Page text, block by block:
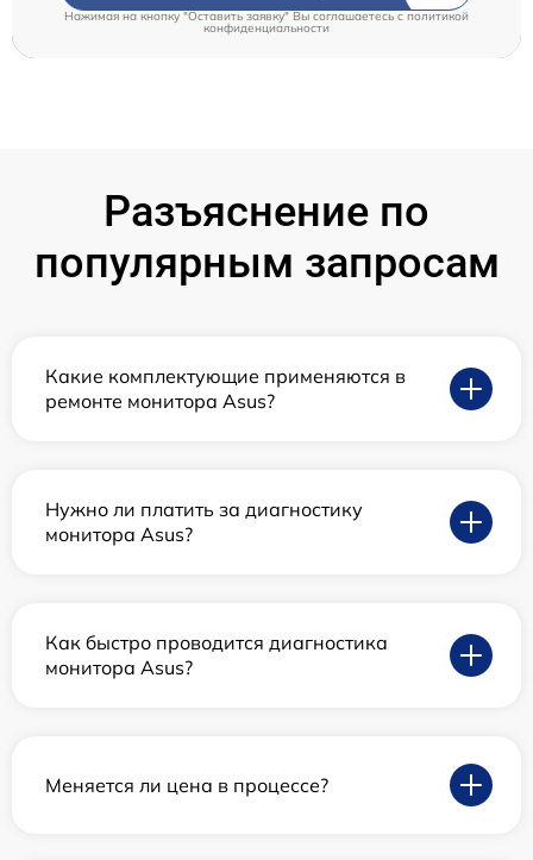
Нажимая на кнопку "Оставить заявку" Вы соглашаетесь c политикой
конфиденциальности
Разъяснение по
популярным запросам
Какие комплектующие применяются в
ремонте монитора Asus?
Нужно ли платить за диагностику
монитора Asus?
Как быстро проводится диагностика
монитора Asus?
Меняется ли цена в процессе?